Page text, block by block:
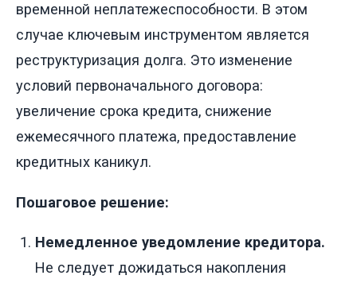
временной неплатежеспособности. В этом
случае ключевым инструментом является
реструктуризация долга. Это изменение
условий первоначального договора:
увеличение срока кредита, снижение
ежемесячного платежа, предоставление
кредитных каникул.
Пошаговое решение:
Немедленное уведомление кредитора.
Не следует дожидаться накопления